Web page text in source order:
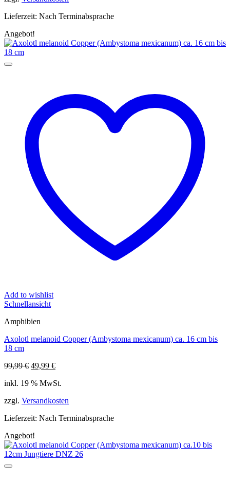
Lieferzeit: Nach Terminabsprache
Angebot!
Add to wishlist
Schnellansicht
Amphibien
Axolotl melanoid Copper (Ambystoma mexicanum) ca. 16 cm bis
18 cm
99,99€ Ursprünglicher
war:
49,99 €Aktueller
ist:
inkl. 19 % MwSt.
zzgl. Versandkosten
Lieferzeit: Nach Terminabsprache
Angebot!